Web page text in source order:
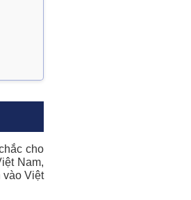
cho
Nam,
vào Việt